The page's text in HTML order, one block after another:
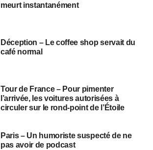
meurt instantanément
Déception – Le coffee shop servait du
café normal
Tour de France – Pour pimenter
l’arrivée, les voitures autorisées à
circuler sur le rond-point de l’Étoile
Paris – Un humoriste suspecté de ne
pas avoir de podcast